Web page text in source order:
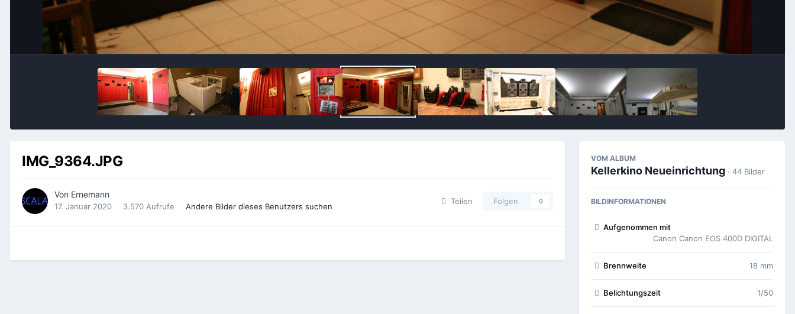
Bildwerkzeuge
IMG_9364.JPG
Von Ernemann
17. Januar 2020 3.570 Aufrufe Andere Bilder dieses Benutzers suchen
Teilen Folgen 0
VOM ALBUM
Kellerkino Neueinrichtung · 44 Bilder
BILDINFORMATIONEN
Aufgenommen mit
Canon Canon EOS 400D DIGITAL
Brennweite 18 mm
Belichtungszeit 1/50